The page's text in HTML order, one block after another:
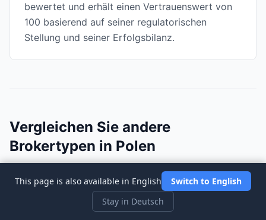
bewertet und erhält einen Vertrauenswert von
100 basierend auf seiner regulatorischen
Stellung und seiner Erfolgsbilanz.
Vergleichen Sie andere
Brokertypen in Polen
📊Tageshandel 💱Devisenhandel 🎓Anfänger
📈Optionshandel
This page is also available in English
Switch to English
Stay in Deutsch